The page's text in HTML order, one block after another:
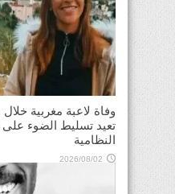
وفاة لاعبة مغربية
تعيد تسليط الضوء
النظامية
2026/08/02